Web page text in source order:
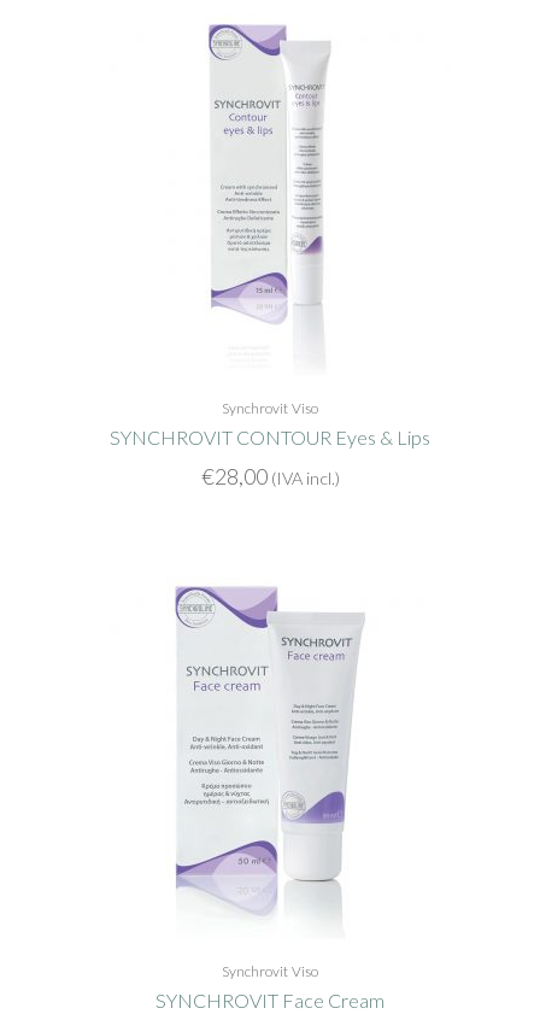
Synchrovit Viso
SYNCHROVIT CONTOUR Eyes & Lips
€28,00 (IVA incl.)
Synchrovit Viso
SYNCHROVIT Face Cream